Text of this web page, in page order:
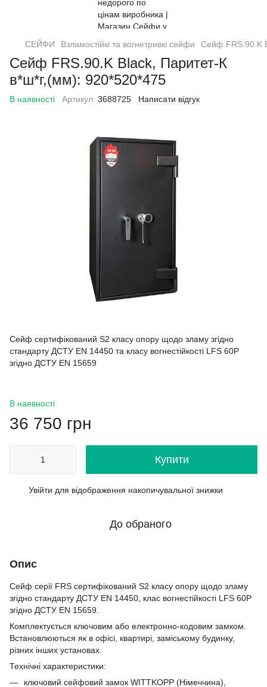
СЕЙФИ Взламостійкі та вогнетривкі сейфи Сейф FRS.90.K
Сейф FRS.90.K Black, Паритет-К
в*ш*г,(мм): 920*520*475
В наявності Артикул: 3688725 Написати відгук
Сейф сертифікований S2 класу опору щодо зламу згідно
стандарту ДСТУ EN 14450 та класу вогнестійкості LFS 60P
згідно ДСТУ EN 15659
В наявності
36 750 грн
Купити
Увійти для відображення накопичувальної знижки
До обраного
Опис
Сейф серії FRS сертифікований S2 класу опору щодо зламу
згідно стандарту ДСТУ EN 14450, клас вогнестійкості LFS 60P
згідно ДСТУ EN 15659.
Комплектується ключовим або електронно-кодовим замком.
Встановлюються як в офісі, квартирі, заміському будинку,
різних інших установах.
Технічні характеристики:
ключовий сейфовий замок WITTKOPP (Німеччина),